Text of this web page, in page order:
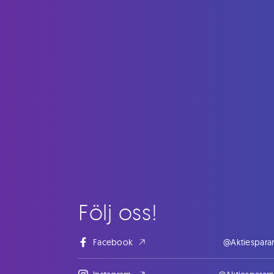
Följ oss!
Facebook